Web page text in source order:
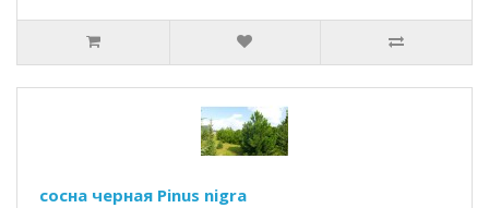
сосна черная Pinus nigra